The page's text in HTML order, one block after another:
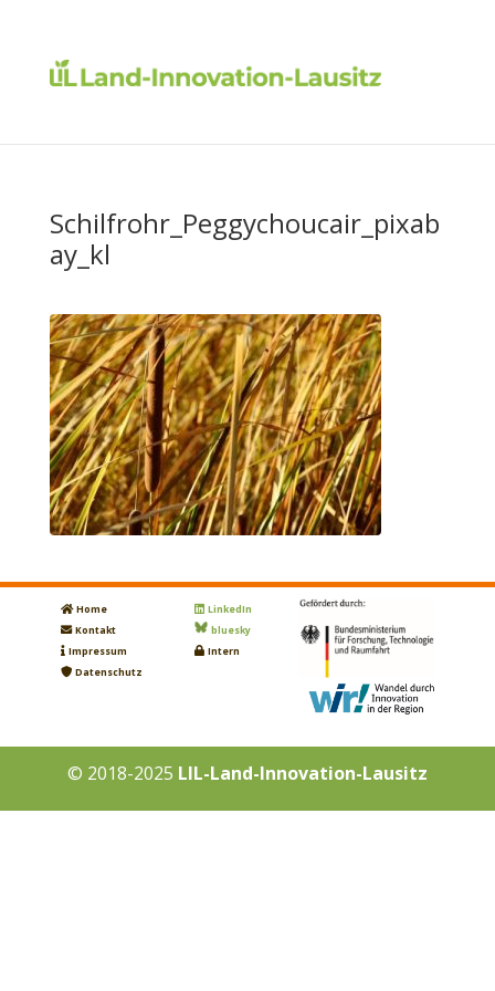
Schilfrohr_Peggychoucair_pixab
ay_kl
Home
Kontakt
Impressum
Datenschutz
LinkedIn
bluesky
Intern
© 2018-2025 LIL-Land-Innovation-Lausitz